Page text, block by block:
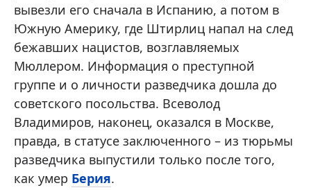
вывезли его сначала в Испанию, а потом в
Южную Америку, где Штирлиц напал на след
бежавших нацистов, возглавляемых
Мюллером. Информация о преступной
группе и о личности разведчика дошла до
советского посольства. Всеволод
Владимиров, наконец, оказался в Москве,
правда, в статусе заключенного – из тюрьмы
разведчика выпустили только после того,
как умер Берия.